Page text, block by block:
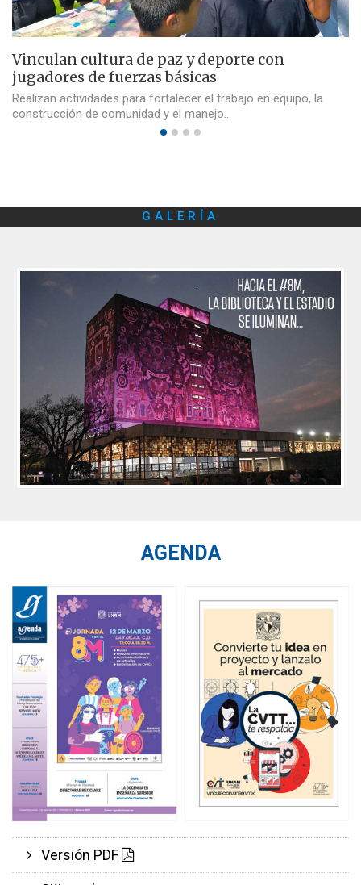
Vinculan cultura de paz y deporte con
jugadores de fuerzas básicas
Realizan actividades para fortalecer el trabajo en equipo, la
construcción de comunidad y el manejo…
GALERÍA
AGENDA
Versión PDF